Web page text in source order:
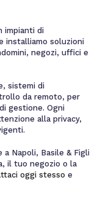
impianti di
installiamo soluzioni
negozi, uffici e
sistemi di
da remoto, per
gestione. Ogni
alla privacy,
Napoli, Basile & Figli
il tuo negozio o la
oggi stesso e